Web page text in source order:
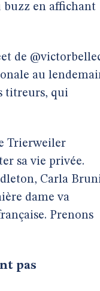
buzz en affichant
de
au
titreurs, qui
Trierweiler
sa vie privée.
Carla
dame va
Prenons
pas